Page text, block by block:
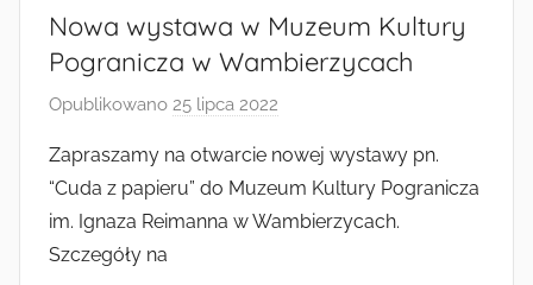
Nowa wystawa w Muzeum Kultury
Pogranicza w Wambierzycach
Opublikowano 25 lipca 2022
z
e
z
Zapraszamy na otwarcie nowej wystawy pn.
“Cuda z papieru” do Muzeum Kultury Pogranicza
im. Ignaza Reimanna w Wambierzycach.
Szczegóły na